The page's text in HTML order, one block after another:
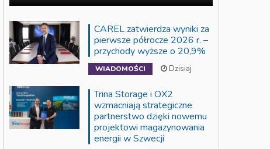
CAREL zatwierdza wyniki za
pierwsze półrocze 2026 r. –
przychody wyższe o 20,9%
WIADOMOŚCI Dzisiaj
Trina Storage i OX2
wzmacniają strategiczne
partnerstwo dzięki nowemu
projektowi magazynowania
energii w Szwecji